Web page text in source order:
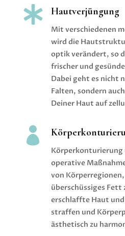
 Hautverjüngung
Mit verschiedenen
wird die
optik verändert, so
frischer und
Dabei geht es nicht
Falten, sondern
Deiner Haut auf

Körperkonturierung
operative
von
überschüssiges
erschlaffte Haut
straffen und
ästhetisch zu